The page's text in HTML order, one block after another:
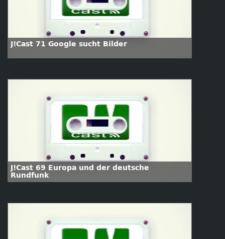
J!Cast 71 Google sucht Bilder
J!Cast 69 Europa und der deutsche
Rundfunk